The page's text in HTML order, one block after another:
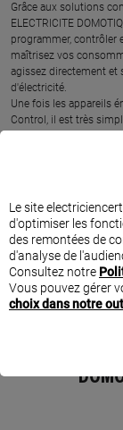
Grâce aux solutions
ELECTRICITE
programmer, contrôler
maîtrisez vos
agissez directement et
d'électricité.
Une fois les appareils
Control, il est très
eau ou de la recharge
niveau d'ouverture
appareils énergivores
au bon moment, sans
Ce professionnel a
Legrand d'efficacité
DOMOTIQUE est
consommation
SITUER
Le site
d'optimiser les
des remontées de
d'analyse de
Consultez notre
Vous pouvez gérer
choix dans notre